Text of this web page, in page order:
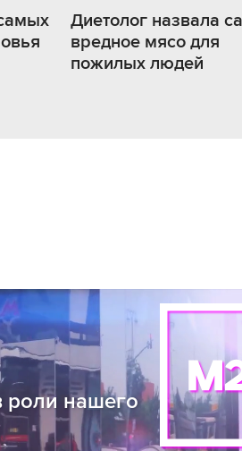
Диетолог назвала
вредное мясо для
пожилых людей